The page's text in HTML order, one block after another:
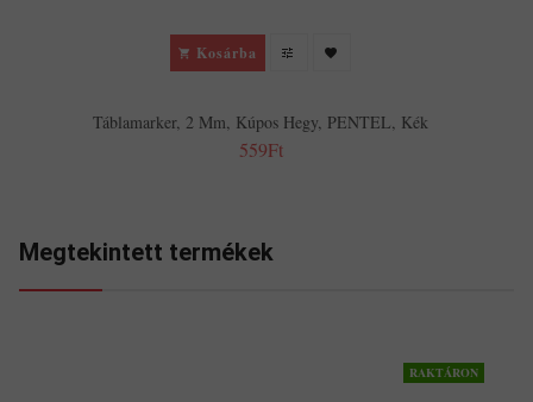
Kosárba
Táblamarker, 2 Mm, Kúpos Hegy, PENTEL, Kék
559Ft
Megtekintett termékek
RAKTÁRON